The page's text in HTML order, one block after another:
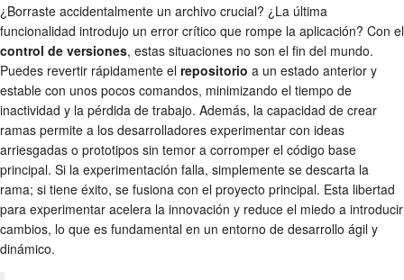
¿Borraste accidentalmente un archivo crucial? ¿La última
funcionalidad introdujo un error crítico que rompe la aplicación? Con el
control de versiones, estas situaciones no son el fin del mundo.
Puedes revertir rápidamente el repositorio a un estado anterior y
estable con unos pocos comandos, minimizando el tiempo de
inactividad y la pérdida de trabajo. Además, la capacidad de crear
ramas permite a los desarrolladores experimentar con ideas
arriesgadas o prototipos sin temor a corromper el código base
principal. Si la experimentación falla, simplemente se descarta la
rama; si tiene éxito, se fusiona con el proyecto principal. Esta libertad
para experimentar acelera la innovación y reduce el miedo a introducir
cambios, lo que es fundamental en un entorno de desarrollo ágil y
dinámico.